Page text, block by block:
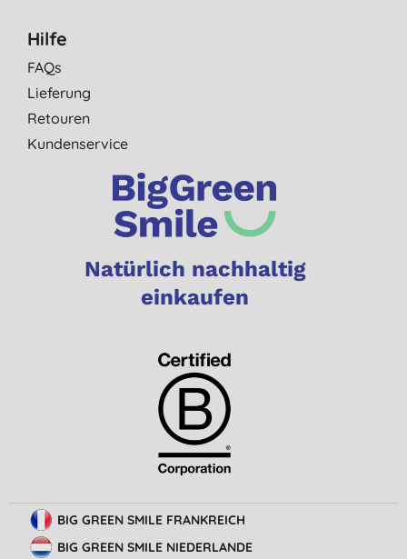
Hilfe
FAQs
Lieferung
Retouren
Kundenservice
Natürlich nachhaltig
einkaufen
BIG GREEN SMILE FRANKREICH
BIG GREEN SMILE NIEDERLANDE